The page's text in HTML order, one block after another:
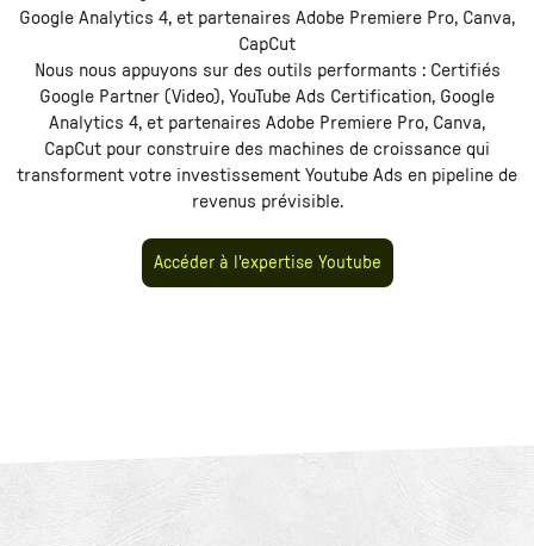
Google Analytics 4, et partenaires Adobe Premiere Pro, Canva,
CapCut
Nous nous appuyons sur des outils performants : Certifiés
Google Partner (Video), YouTube Ads Certification, Google
Analytics 4, et partenaires Adobe Premiere Pro, Canva,
CapCutpour construire des machines de croissance qui
transforment votre investissement Youtube Ads en pipeline de
revenus prévisible.
Accéder à l'expertise Youtube